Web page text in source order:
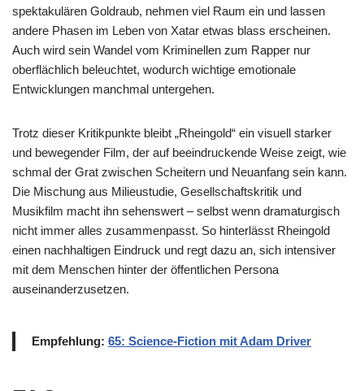
spektakulären Goldraub, nehmen viel Raum ein und lassen
andere Phasen im Leben von Xatar etwas blass erscheinen.
Auch wird sein Wandel vom Kriminellen zum Rapper nur
oberflächlich beleuchtet, wodurch wichtige emotionale
Entwicklungen manchmal untergehen.
Trotz dieser Kritikpunkte bleibt „Rheingold“ ein visuell starker
und bewegender Film, der auf beeindruckende Weise zeigt, wie
schmal der Grat zwischen Scheitern und Neuanfang sein kann.
Die Mischung aus Milieustudie, Gesellschaftskritik und
Musikfilm macht ihn sehenswert – selbst wenn dramaturgisch
nicht immer alles zusammenpasst. So hinterlässt Rheingold
einen nachhaltigen Eindruck und regt dazu an, sich intensiver
mit dem Menschen hinter der öffentlichen Persona
auseinanderzusetzen.
Empfehlung: 65: Science-Fiction mit Adam Driver